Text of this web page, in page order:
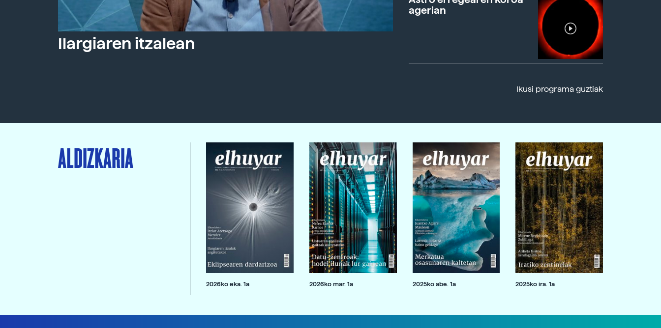
Ilargiaren itzalean
agerian
Ikusi programa guztiak
ALDIZKARIA
2026ko eka. 1a 2026ko mar. 1a 2025ko abe. 1a 2025ko ira. 1a